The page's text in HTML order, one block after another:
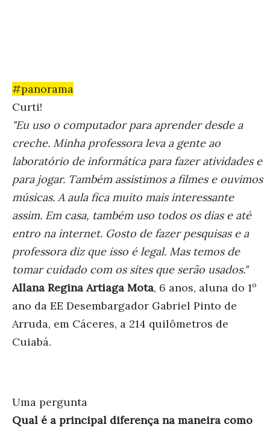
#panorama
Curti!
"Eu uso o computador para aprender desde a
creche. Minha professora leva a gente ao
laboratório de informática para fazer atividades e
para jogar. Também assistimos a filmes e ouvimos
músicas. A aula fica muito mais interessante
assim. Em casa, também uso todos os dias e até
entro na internet. Gosto de fazer pesquisas e a
professora diz que isso é legal. Mas temos de
tomar cuidado com os sites que serão usados."
Allana Regina Artiaga Mota, 6 anos, aluna do 1º
ano da EE Desembargador Gabriel Pinto de
Arruda, em Cáceres, a 214 quilômetros de
Cuiabá.
Uma pergunta
Qual é a principal diferença na maneira como